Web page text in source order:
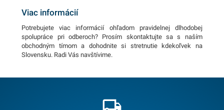
Viac informácií
Potrebujete viac informácií ohľadom pravidelnej dlhodobej
spolupráce pri odberoch? Prosím skontaktujte sa s naším
obchodným tímom a dohodnite si stretnutie kdekoľvek na
Slovensku. Radi Vás navštívime.